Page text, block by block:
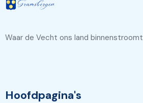
Waar de Vecht ons land binnenstroomt
Hoofdpagina's